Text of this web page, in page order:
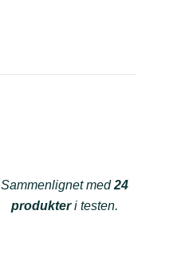
Sammenlignet med24
produkteri testen.